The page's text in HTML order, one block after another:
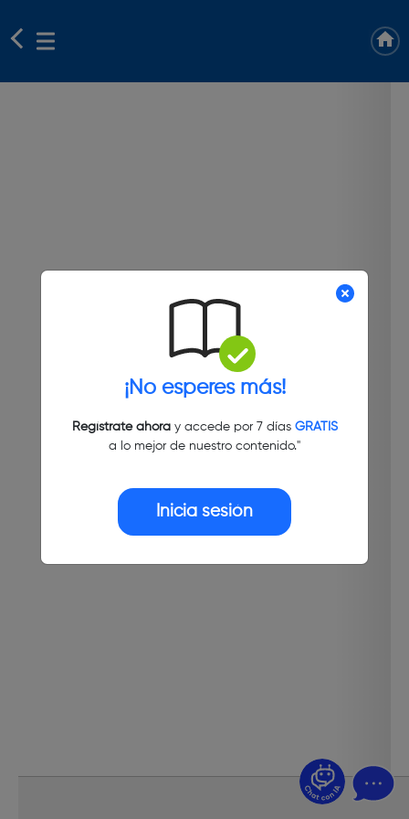
¡No esperes más!
Regístrate ahoray accede por 7 días GRATIS
a lo mejor de nuestro contenido."
Inicia sesión